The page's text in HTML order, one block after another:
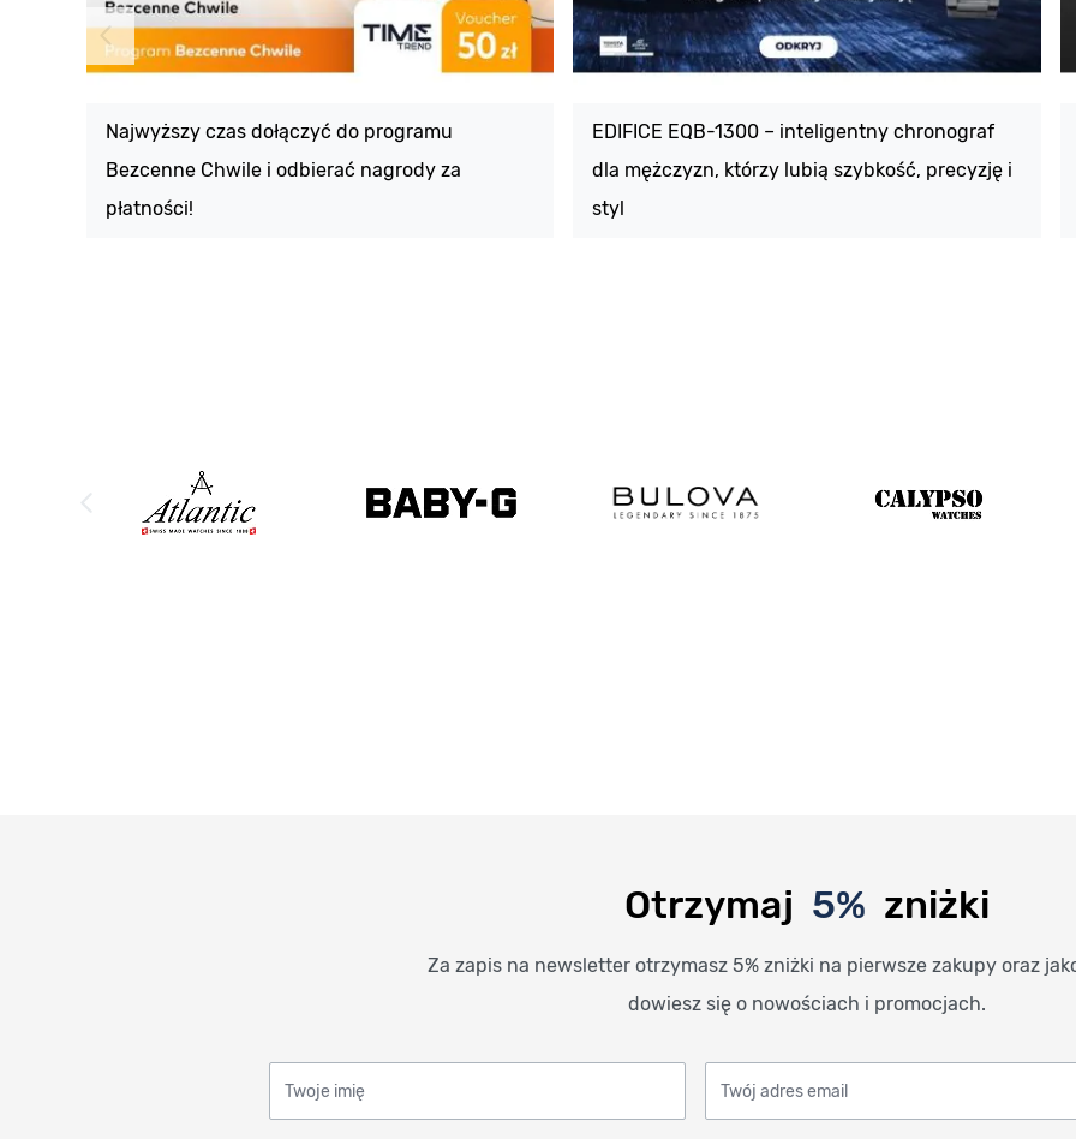
Najwyższy czas dołączyć do programu
Bezcenne Chwile i odbierać nagrody za
płatności!
EDIFICE EQB-1300 – inteligentny chronograf
dla mężczyzn, którzy lubią szybkość, precyzję i
styl
Otrzymaj 5% zniżki
Za zapis na newsletter otrzymasz 5% zniżki na pierwsze zakupy oraz
dowiesz się o nowościach i promocjach.